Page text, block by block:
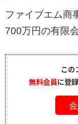
ファイブエム商
700万円の有限
この
無料会員に登